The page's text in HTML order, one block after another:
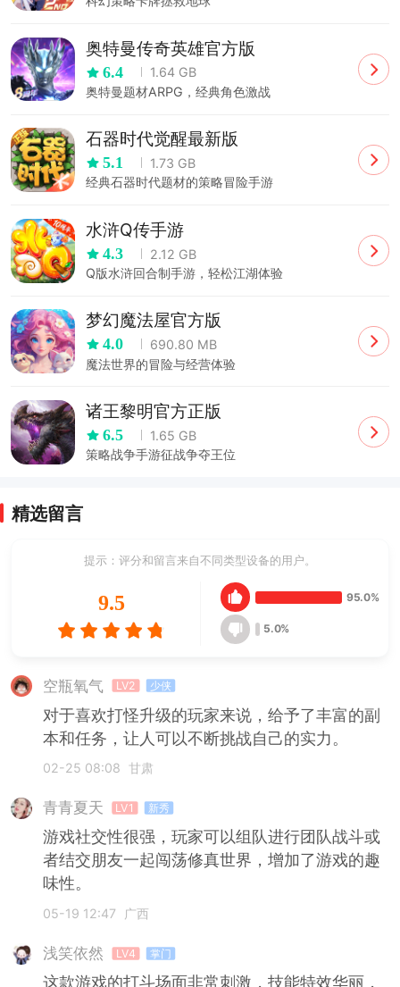
奥特曼传奇英雄官方版
6.4
1.64 GB
奥特曼题材ARPG，经典角色激战
石器时代觉醒最新版
5.1
1.73 GB
经典石器时代题材的策略冒险手游
水浒Q传手游
4.3
2.12 GB
Q版水浒回合制手游，轻松江湖体验
梦幻魔法屋官方版
4.0
690.80 MB
魔法世界的冒险与经营体验
诸王黎明官方正版
6.5
1.65 GB
策略战争手游征战争夺王位
精选留言
提示：评分和留言来自不同类型设备的用户。
9.5 95.0%
5.0%
空瓶氧气 LV2 少侠
对于喜欢打怪升级的玩家来说，给予了丰富的副
本和任务，让人可以不断挑战自己的实力。
02-25 08:08 甘肃
青青夏天 LV1 新秀
游戏社交性很强，玩家可以组队进行团队战斗或
者结交朋友一起闯荡修真世界，增加了游戏的趣
味性。
05-19 12:47 广西
浅笑依然 LV4 掌门
这款游戏的打斗场面非常刺激，技能特效华丽，